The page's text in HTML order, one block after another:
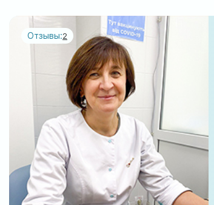
Отзывы:2